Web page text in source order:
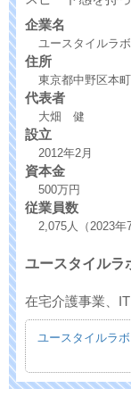
企業名
ユースタイルラ
住所
東京都中野区本
代表者
大畑 健
設立
2012年2月
資本金
500万円
従業員数
2,075人（2023年
ユースタイルラ
在宅介護事業、
ユースタイルラ